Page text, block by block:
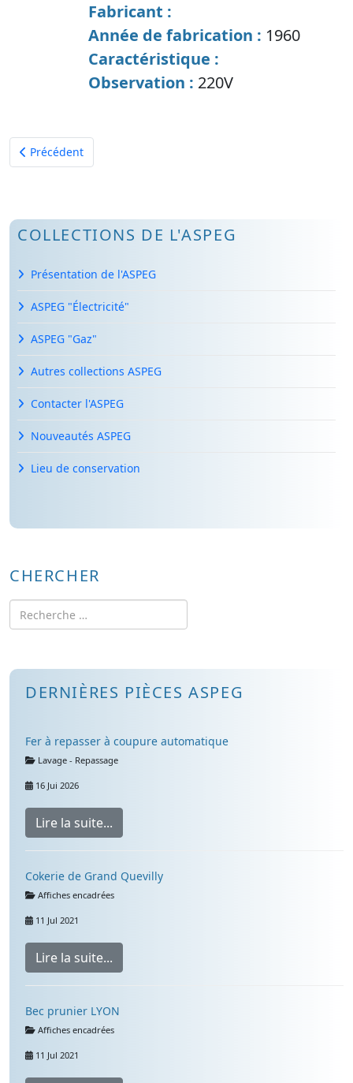
Fabricant :
Année de fabrication : 1960
Caractéristique :
Observation : 220V
Article précédent : Réchaud élec de laboratoire
Précédent
COLLECTIONS DE L'ASPEG
Présentation de l'ASPEG
ASPEG "Électricité"
ASPEG "Gaz"
Autres collections ASPEG
Contacter l'ASPEG
Nouveautés ASPEG
Lieu de conservation
CHERCHER
Rechercher
DERNIÈRES PIÈCES ASPEG
Fer à repasser à coupure automatique
Détails
Lavage - Repassage
16 Jui 2026
Lire la suite...
Cokerie de Grand Quevilly
Détails
Affiches encadrées
11 Jul 2021
Lire la suite...
Bec prunier LYON
Détails
Affiches encadrées
11 Jul 2021